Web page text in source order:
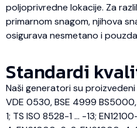
poljoprivredne lokacije. Za
primarnom snagom, njihova
osigurava nesmetano i
Standardi
Naši generatori su
VDE 0530, BSE 4999
1; TS ISO 8528-1 … -13;